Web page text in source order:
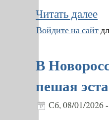
Читать далее
Войдите на сайт
В
пешая
Сб, 08/01/2026